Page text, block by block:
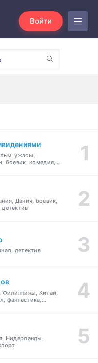
Войти
ужасы,
боевик, комедия,
Дания, боевик,
детектив
Китай,
фантастика,
Нидерланды,